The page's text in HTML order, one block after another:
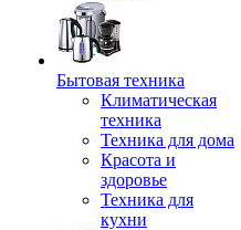
Бытовая техника
Климатическая
техника
Техника для дома
Красота и
здоровье
Техника для
кухни